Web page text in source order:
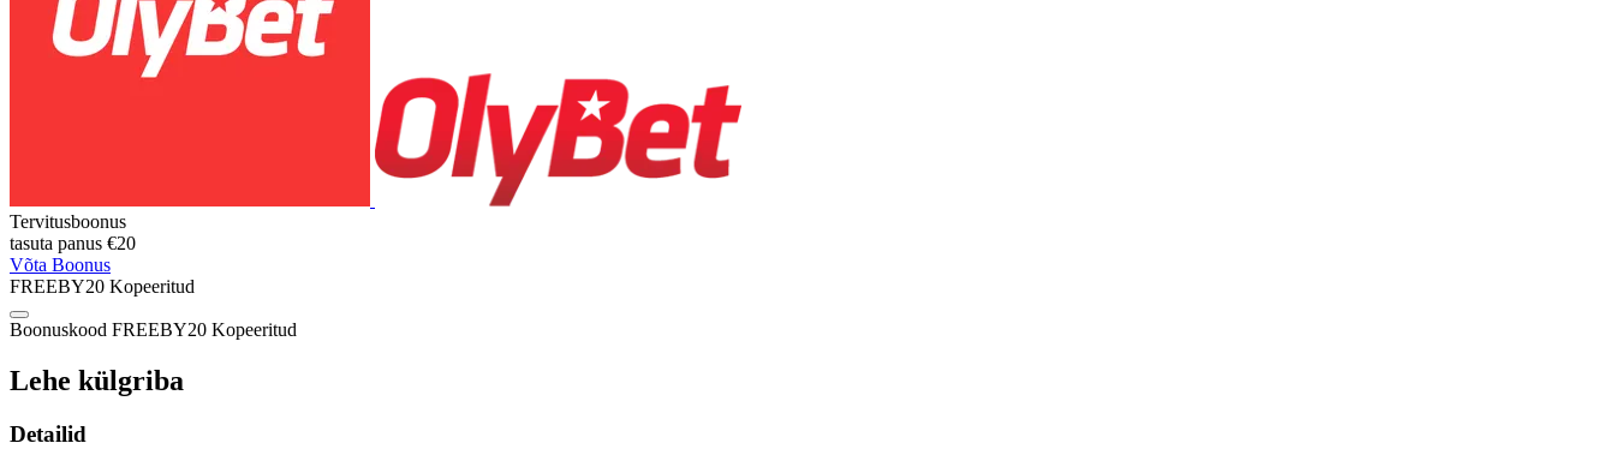
Tervitusboonus
tasuta panus €20
Võta Boonus
FREEBY20 Kopeeritud
Boonuskood FREEBY20 Kopeeritud
Lehe külgriba
Detailid